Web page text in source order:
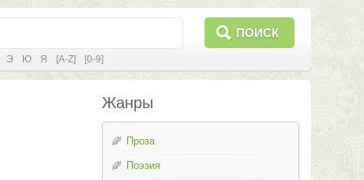
ПОИСК
Э Ю Я [A-Z] [0-9]
Жанры
Проза
Поэзия